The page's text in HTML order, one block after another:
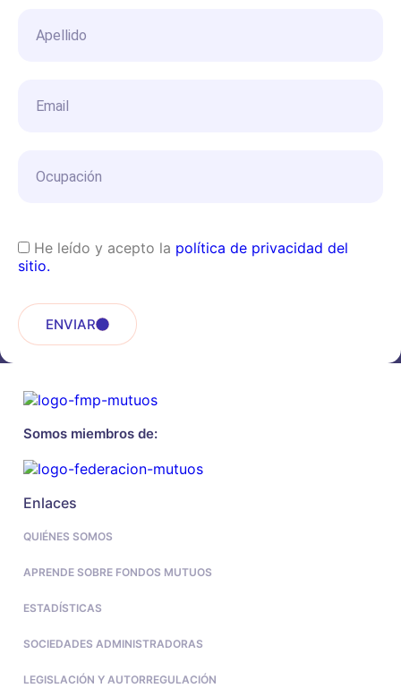
He leído y acepto la política de privacidad del
sitio.
ENVIAR
Somos miembros de:
Enlaces
QUIÉNES SOMOS
APRENDE SOBRE FONDOS MUTUOS
ESTADÍSTICAS
SOCIEDADES ADMINISTRADORAS
LEGISLACIÓN Y AUTORREGULACIÓN